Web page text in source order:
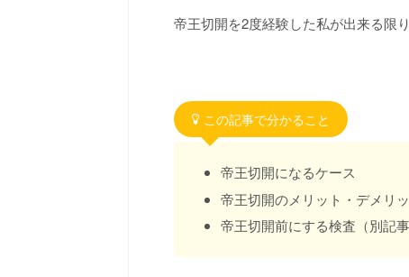
帝王切開を2度経験した私が出来る限
この記事で分かること
帝王切開になるケース
帝王切開のメリット・デメリ
帝王切開前にする検査（別記事